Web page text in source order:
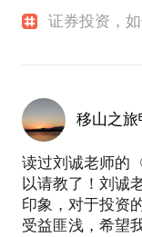
证券投资，
移山之
读过刘诚老师的
以请教了！刘诚
印象，对于投资
受益匪浅，希望